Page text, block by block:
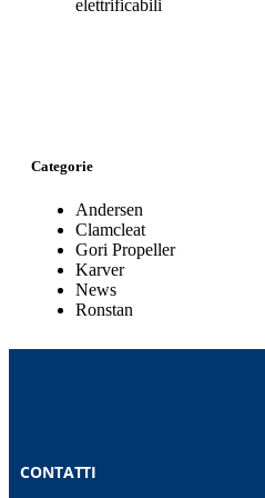
elettrificabili
Categorie
Andersen
Clamcleat
Gori Propeller
Karver
News
Ronstan
CONTATTI